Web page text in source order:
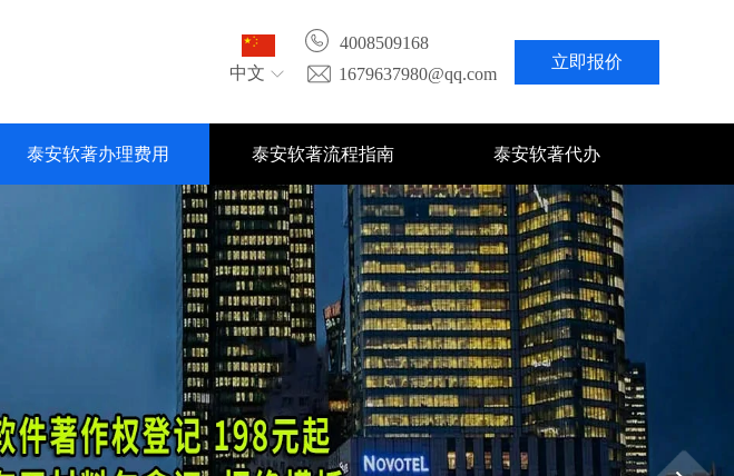
中文
4008509168
1679637980@qq.com
立即报价
泰安软著办理费用 泰安软著流程指南 泰安软著代办